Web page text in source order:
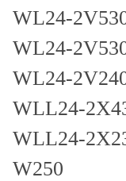
WL24-
WL24-
WL24-
WLL24-
WLL24-
W250